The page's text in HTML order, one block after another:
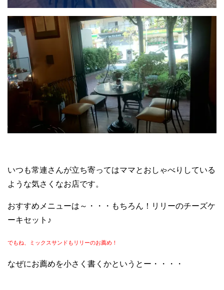
いつも常連さんが立ち寄ってはママとおしゃべりしている
ような気さくなお店です。
おすすめメニューは～・・・もちろん！リリーのチーズケ
ーキセット♪
でもね、ミックスサンドもリリーのお薦め！
なぜにお薦めを小さく書くかというとー・・・・